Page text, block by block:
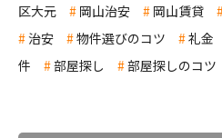
区大元
岡山治安 岡山賃貸
治安
物件選びのコツ 礼金
件
部屋探し 部屋探しのコツ